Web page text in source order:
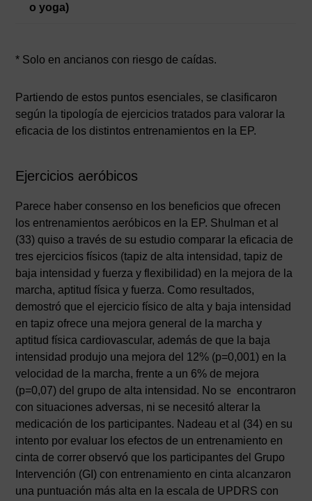
o yoga)
* Solo en ancianos con riesgo de caídas.
Partiendo de estos puntos esenciales, se clasificaron
según la tipología de ejercicios tratados para valorar la
eficacia de los distintos entrenamientos en la EP.
Ejercicios aeróbicos
Parece haber consenso en los beneficios que ofrecen
los entrenamientos aeróbicos en la EP. Shulman et al
(33) quiso a través de su estudio comparar la eficacia de
tres ejercicios físicos (tapiz de alta intensidad, tapiz de
baja intensidad y fuerza y flexibilidad) en la mejora de la
marcha, aptitud física y fuerza. Como resultados,
demostró que el ejercicio físico de alta y baja intensidad
en tapiz ofrece una mejora general de la marcha y
aptitud física cardiovascular, además de que la baja
intensidad produjo una mejora del 12% (p=0,001) en la
velocidad de la marcha, frente a un 6% de mejora
(p=0,07) del grupo de alta intensidad. No se encontraron
con situaciones adversas, ni se necesitó alterar la
medicación de los participantes. Nadeau et al (34) en su
intento por evaluar los efectos de un entrenamiento en
cinta de correr observó que los participantes del Grupo
Intervención (GI) con entrenamiento en cinta alcanzaron
una puntuación más alta en la escala de UPDRS con